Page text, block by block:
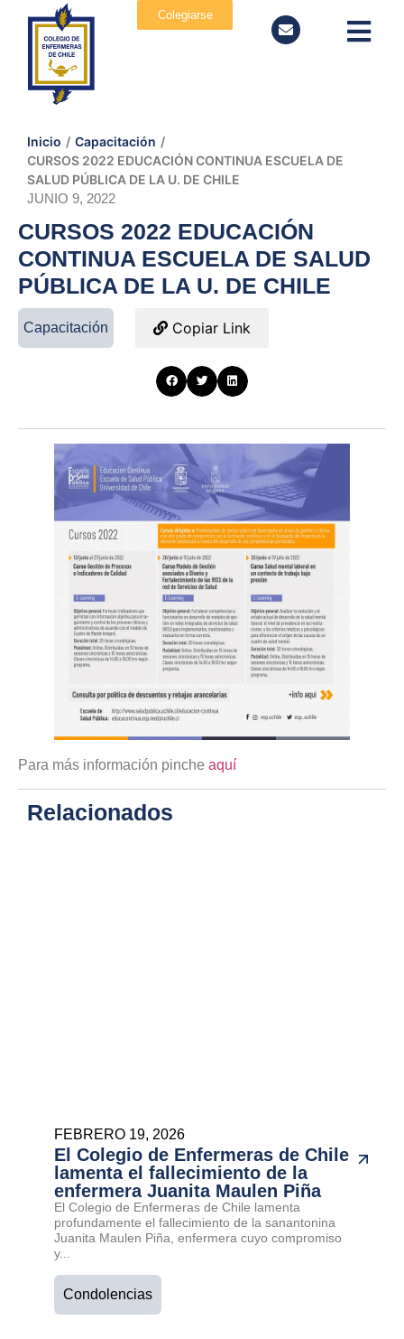
Colegiarse
Inicio / Capacitación /
CURSOS 2022 EDUCACIÓN CONTINUA ESCUELA DE
SALUD PÚBLICA DE LA U. DE CHILE
JUNIO 9, 2022
CURSOS 2022 EDUCACIÓN
CONTINUA ESCUELA DE SALUD
PÚBLICA DE LA U. DE CHILE
Capacitación Copiar Link
Para más información pinche aquí
Relacionados
FEBRERO 19, 2026
El Colegio de Enfermeras de Chile
lamenta el fallecimiento de la
enfermera Juanita Maulen Piña
El Colegio de Enfermeras de Chile lamenta
profundamente el fallecimiento de la sanantonina
Juanita Maulen Piña, enfermera cuyo compromiso
y...
Condolencias